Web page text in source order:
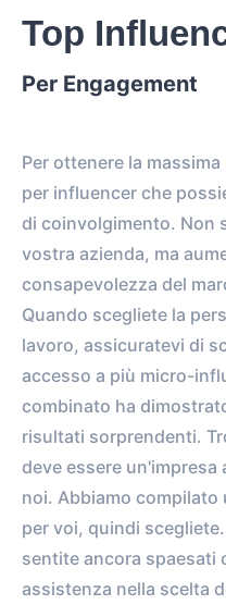
Top
Per Engagement
Per ottenere la
per influencer che
di coinvolgimento. Non
vostra azienda, ma
consapevolezza del
Quando scegliete la
lavoro, assicuratevi di
accesso a più micro-
combinato ha
risultati sorprendenti.
deve essere un'impresa
noi. Abbiamo
per voi, quindi
sentite ancora spaesati
assistenza nella scelta